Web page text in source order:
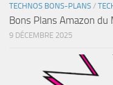
TECHNOS BONS-PLANS /
Bons Plans Amazon
9 DÉCEMBRE 2025